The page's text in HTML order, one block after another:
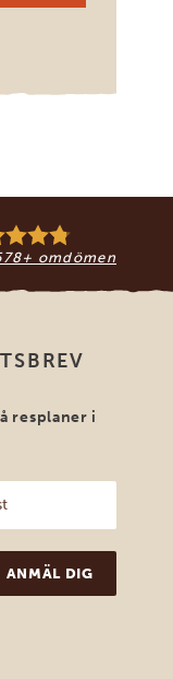
omdömen
resplaner i